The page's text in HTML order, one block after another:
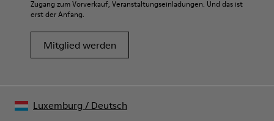
Zugang zum Vorverkauf, Veranstaltungseinladungen. Und das ist
erst der Anfang.
Mitglied werden
Luxemburg / Deutsch